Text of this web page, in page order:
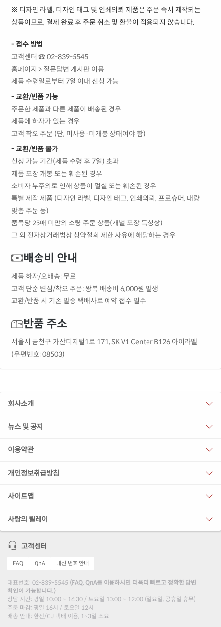
※ 디자인 라벨, 디자인 태그 및 인쇄의뢰 제품은 주문 즉시 제작되는
상품이므로, 결제 완료 후 주문 취소 및 환불이 적용되지 않습니다.
- 접수 방법
고객센터 ☎ 02-839-5545
홈페이지 > 질문답변 게시판 이용
제품 수령일로부터 7일 이내 신청 가능
- 교환/반품 가능
주문한 제품과 다른 제품이 배송된 경우
제품에 하자가 있는 경우
고객 착오 주문 (단, 미사용·미개봉 상태여야 함)
- 교환/반품 불가
신청 가능 기간(제품 수령 후 7일) 초과
제품 포장 개봉 또는 훼손된 경우
소비자 부주의로 인해 상품이 멸실 또는 훼손된 경우
특별 제작 제품 (디자인 라벨, 디자인 태그, 인쇄의뢰, 프로슈머, 대량
맞춤 주문 등)
품목당 25매 미만의 소량 주문 상품(개별 포장 특성상)
그 외 전자상거래법상 청약철회 제한 사유에 해당하는 경우
배송비 안내
제품 하자/오배송: 무료
고객 단순 변심/착오 주문: 왕복 배송비 6,000원 발생
교환/반품 시 기존 발송 택배사로 예약 접수 필수
반품 주소
서울시 금천구 가산디지털1로 171, SK V1 Center B126 아이라벨
(우편번호: 08503)
회사소개
뉴스 및 공지
이용약관
개인정보취급방침
사이트맵
사랑의 릴레이
고객센터
FAQ QnA 내선 번호 안내
대표번호: 02-839-5545 (FAQ, QnA를 이용하시면 더욱더 빠르고 정확한 답변
확인이 가능합니다.)
상담 시간: 평일 10:00 ~ 16:30 / 토요일 10:00 ~ 12:00 (일요일, 공휴일 휴무)
주문 마감: 평일 16시 / 토요일 12시
배송 안내: 한진/CJ 택배 이용, 1~3일 소요